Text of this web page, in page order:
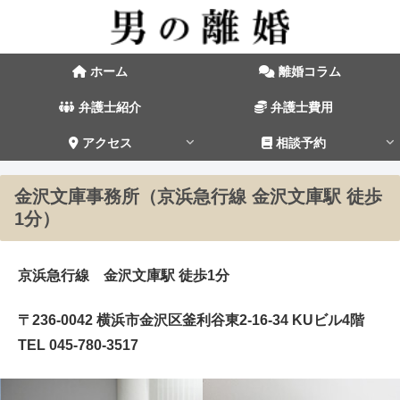
ホーム 離婚コラム
弁護士紹介 弁護士費用
アクセス 相談予約
金沢文庫事務所（京浜急行線 金沢文庫駅 徒歩
1分）
京浜急行線 金沢文庫駅 徒歩1分
〒236-0042 横浜市金沢区釜利谷東2-16-34 KUビル4階
TEL 045-780-3517